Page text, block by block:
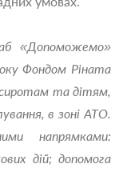
«Допоможемо»
Фондом Ріната
та дітям,
в зоні АТО.
напрямками:
дій; допомога